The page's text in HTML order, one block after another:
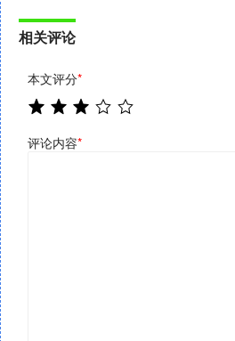
相关评论
本文评分*
评论内容*